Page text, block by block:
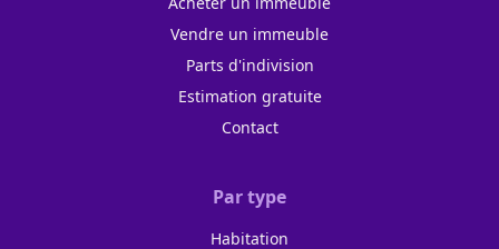
Vendre un immeuble
Parts d'indivision
Estimation gratuite
Contact
Par type
Habitation